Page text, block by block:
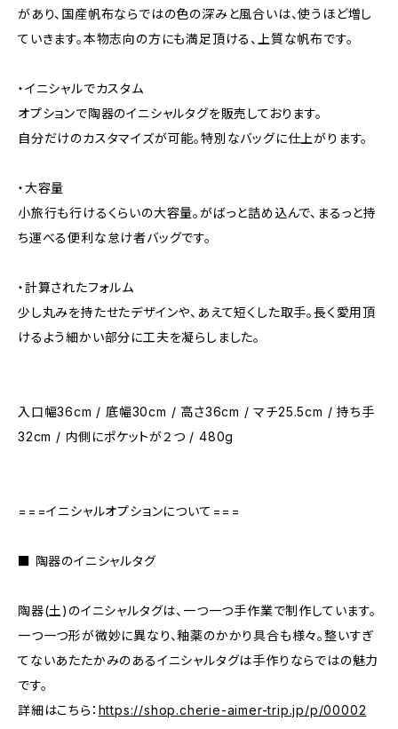
があり、国産帆布ならではの色の深みと風合いは、使うほど増し
ていきます。本物志向の方にも満足頂ける、上質な帆布です。
・イニシャルでカスタム
オプションで陶器のイニシャルタグを販売しております。
自分だけのカスタマイズが可能。特別なバッグに仕上がります。
・大容量
小旅行も行けるくらいの大容量。がばっと詰め込んで、まるっと持
ち運べる便利な怠け者バッグです。
・計算されたフォルム
少し丸みを持たせたデザインや、あえて短くした取手。長く愛用頂
けるよう細かい部分に工夫を凝らしました。
入口幅36cm / 底幅30cm / 高さ36cm / マチ25.5cm / 持ち手
32cm / 内側にポケットが２つ / 480g
===イニシャルオプションについて===
■ 陶器のイニシャルタグ
陶器(土)のイニシャルタグは、一つ一つ手作業で制作しています。
一つ一つ形が微妙に異なり、釉薬のかかり具合も様々。整いすぎ
てないあたたかみのあるイニシャルタグは手作りならではの魅力
です。
詳細はこちら： https://shop.cherie-aimer-trip.jp/p/00002